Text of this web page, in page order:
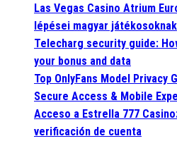
Las Vegas Casino Atrium
lépései magyar játékosoknak
Telecharg security guide:
your bonus and data
Top OnlyFans Model Privacy
Secure Access & Mobile
Acceso a Estrella 777
verificación de cuenta